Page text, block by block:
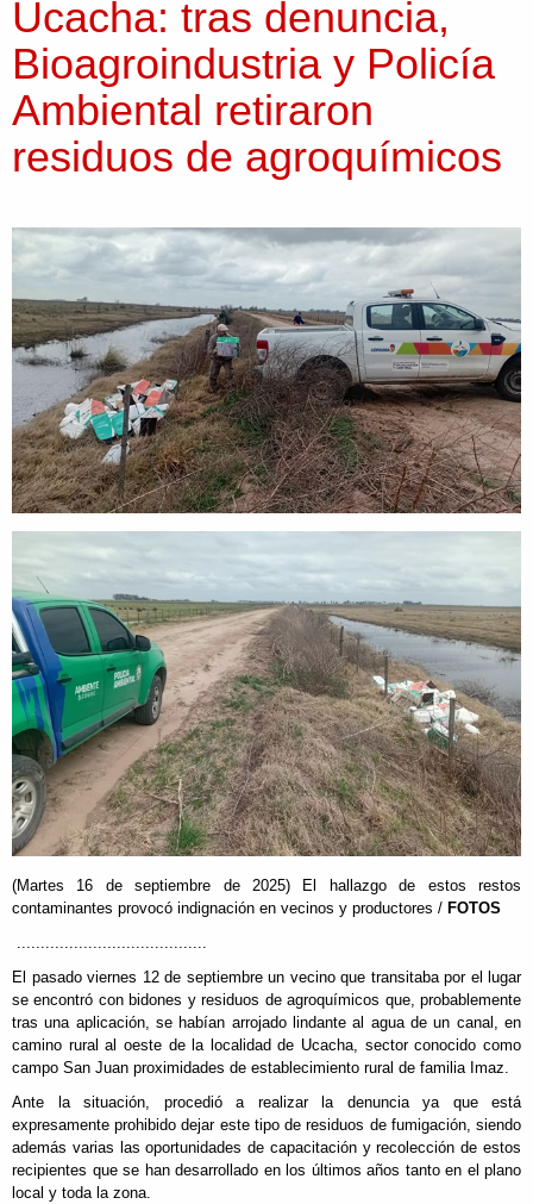
Ucacha: tras denuncia,
Bioagroindustria y Policía
Ambiental retiraron
residuos de agroquímicos
(Martes 16 de septiembre de 2025) El hallazgo de estos restos
contaminantes provocó indignación en vecinos y productores / FOTOS
........................................
El pasado viernes 12 de septiembre un vecino que transitaba por el lugar
se encontró con bidones y residuos de agroquímicos que, probablemente
tras una aplicación, se habían arrojado lindante al agua de un canal, en
camino rural al oeste de la localidad de Ucacha, sector conocido como
campo San Juan proximidades de establecimiento rural de familia Imaz.
Ante la situación, procedió a realizar la denuncia ya que está
expresamente prohibido dejar este tipo de residuos de fumigación, siendo
además varias las oportunidades de capacitación y recolección de estos
recipientes que se han desarrollado en los últimos años tanto en el plano
local y toda la zona.